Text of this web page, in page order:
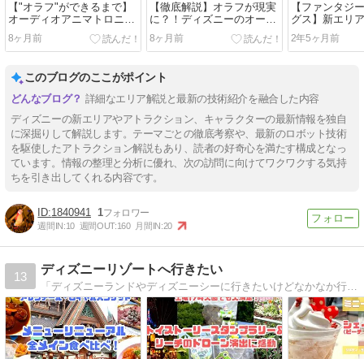
【"オラフ"ができるまで】
オーディオアニマトロニク
ス史I〜魅惑のチキルーム〜
8ヶ月前
【徹底解説】オラフが現実
に？！ディズニーのオーデ
ィオアニマトロニクス最新
型(オラフ)が公開。
8ヶ月前
【ファンタジ
グス】新エリ
細かく考察〜
の森編〜
2年5ヶ月前
このブログのここがポイント
詳細なエリア解説と最新の技術紹介を融合した内容
ディズニーの新エリアやアトラクション、キャラクターの最新情報を独自
に深掘りして解説します。テーマごとの徹底考察や、最新のロボット技術
を駆使したアトラクション解説もあり、読者の好奇心を満たす構成となっ
ています。情報の整理と分析に優れ、次の訪問に向けてワクワクする気持
ちを引き出してくれる内容です。
1840941 1
週間IN:10 週間OUT:160 月間IN:20
13
ディズニーリゾートへ行きたい
「ディズニーランドやディズニーシーに行きたいけどなかなか行けない」東京ディズニーリゾートを訪れた時により楽しめるように、 貴重な時間を使って当ブログを訪れていただいた皆様と、ー緒にディズニーを楽しむためのブログにしていきます。